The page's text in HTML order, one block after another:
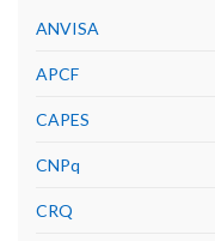
ANVISA
APCF
CAPES
CNPq
CRQ